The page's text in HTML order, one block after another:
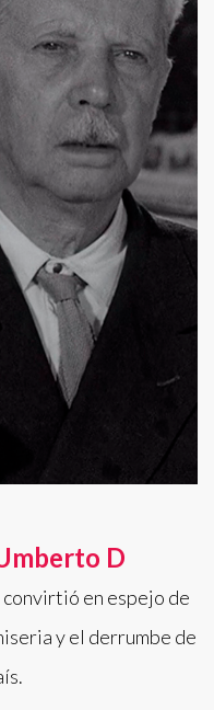
D
en espejo de
y el derrumbe de